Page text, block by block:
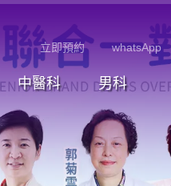
立即預約 whatsApp
中醫科 男科